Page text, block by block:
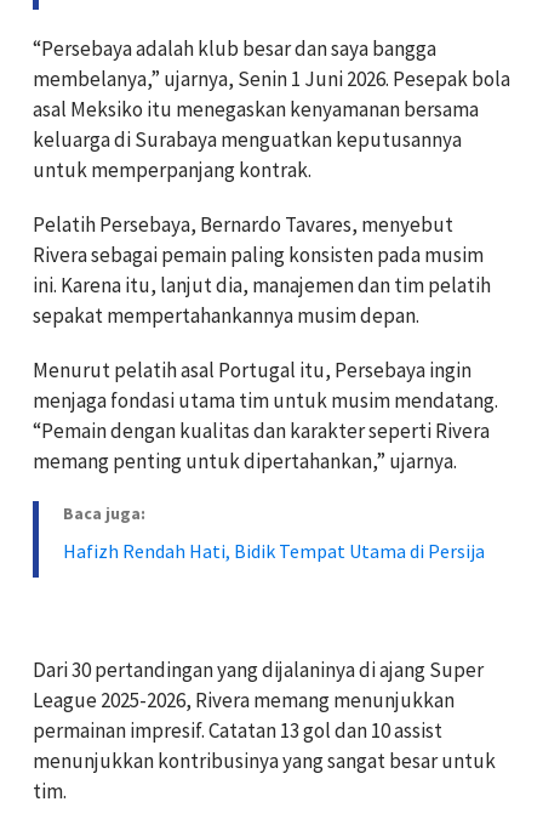
“Persebaya adalah klub besar dan saya bangga
membelanya,” ujarnya, Senin 1 Juni 2026. Pesepak bola
asal Meksiko itu menegaskan kenyamanan bersama
keluarga di Surabaya menguatkan keputusannya
untuk memperpanjang kontrak.
Pelatih Persebaya, Bernardo Tavares, menyebut
Rivera sebagai pemain paling konsisten pada musim
ini. Karena itu, lanjut dia, manajemen dan tim pelatih
sepakat mempertahankannya musim depan.
Menurut pelatih asal Portugal itu, Persebaya ingin
menjaga fondasi utama tim untuk musim mendatang.
“Pemain dengan kualitas dan karakter seperti Rivera
memang penting untuk dipertahankan,” ujarnya.
Baca juga:
Hafizh Rendah Hati, Bidik Tempat Utama di Persija
Dari 30 pertandingan yang dijalaninya di ajang Super
League 2025-2026, Rivera memang menunjukkan
permainan impresif. Catatan 13 gol dan 10 assist
menunjukkan kontribusinya yang sangat besar untuk
tim.